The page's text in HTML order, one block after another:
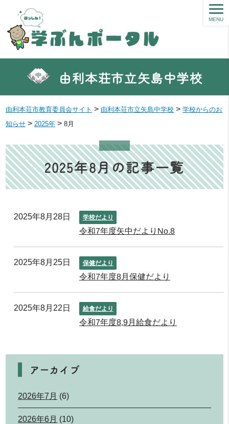
由利本荘市立矢島中学校
MENU
由利本荘市教育委員会サイト > 由利本荘市立矢島中学校 >学校からのお
知らせ > 2025年 >8月
2025年8月の記事一覧
2025年8月28日 学校だより
令和7年度矢中だよりNo.8
2025年8月25日 保健だより
令和7年度8月保健だより
2025年8月22日 給食だより
令和7年度8,9月給食だより
アーカイブ
2026年7月 (6)
2026年6月 (10)